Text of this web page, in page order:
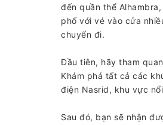
đến quần thể
phố với vé vào cửa
chuyến đi.
Đầu tiên, hãy tham
Khám phá tất cả các
điện Nasrid, khu vực
Sau đó, bạn sẽ nhận